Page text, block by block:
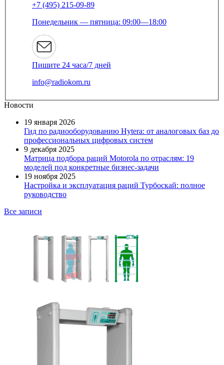
+7 (495) 215-09-89
Понедельник — пятница: 09:00—18:00
Пишите 24 часа/7 дней
info@radiokom.ru
Новости
19 января 2026
Гид по радиооборудованию Hytera: от аналоговых баз до
профессиональных цифровых систем
9 декабря 2025
Матрица подбора раций Motorola по отраслям: 19
моделей под конкретные бизнес-задачи
19 ноября 2025
Настройка и эксплуатация раций Турбоскай: полное
руководство
Все записи